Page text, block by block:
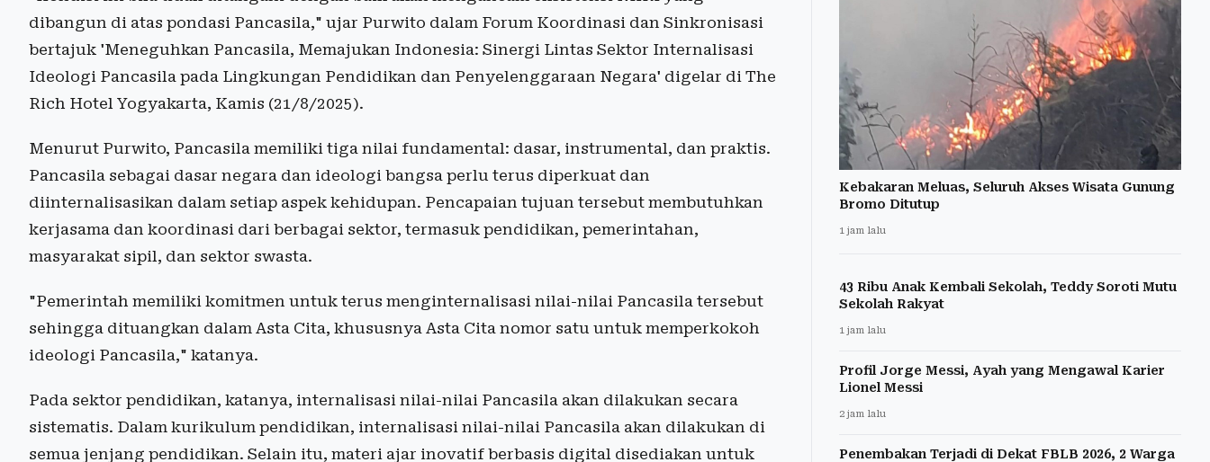
dibangun di atas pondasi Pancasila," ujar Purwito dalam Forum Koordinasi dan Sinkronisasi
bertajuk 'Meneguhkan Pancasila, Memajukan Indonesia: Sinergi Lintas Sektor Internalisasi
Ideologi Pancasila pada Lingkungan Pendidikan dan Penyelenggaraan Negara' digelar di The
Rich Hotel Yogyakarta, Kamis (21/8/2025).
Menurut Purwito, Pancasila memiliki tiga nilai fundamental: dasar, instrumental, dan praktis.
Pancasila sebagai dasar negara dan ideologi bangsa perlu terus diperkuat dan
diinternalisasikan dalam setiap aspek kehidupan. Pencapaian tujuan tersebut membutuhkan
kerjasama dan koordinasi dari berbagai sektor, termasuk pendidikan, pemerintahan,
masyarakat sipil, dan sektor swasta.
"Pemerintah memiliki komitmen untuk terus menginternalisasi nilai-nilai Pancasila tersebut
sehingga dituangkan dalam Asta Cita, khususnya Asta Cita nomor satu untuk memperkokoh
ideologi Pancasila," katanya.
Pada sektor pendidikan, katanya, internalisasi nilai-nilai Pancasila akan dilakukan secara
sistematis. Dalam kurikulum pendidikan, internalisasi nilai-nilai Pancasila akan dilakukan di
semua jenjang pendidikan. Selain itu, materi ajar inovatif berbasis digital disediakan untuk
Kebakaran Meluas, Seluruh Akses Wisata Gunung
Bromo Ditutup
1 jam lalu
43 Ribu Anak Kembali Sekolah, Teddy Soroti Mutu
Sekolah Rakyat
1 jam lalu
Profil Jorge Messi, Ayah yang Mengawal Karier
Lionel Messi
2 jam lalu
Penembakan Terjadi di Dekat FBLB 2026, 2 Warga